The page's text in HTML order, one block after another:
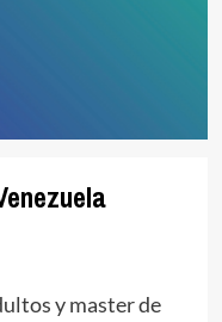
y master de